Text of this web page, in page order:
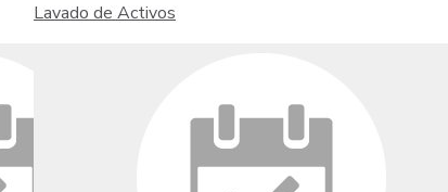
Lavado de Activos